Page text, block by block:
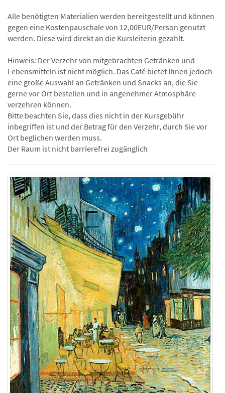
Alle benötigten Materialien werden bereitgestellt und können
gegen eine Kostenpauschale von 12,00EUR/Person genutzt
werden. Diese wird direkt an die Kursleiterin gezahlt.
Hinweis: Der Verzehr von mitgebrachten Getränken und
Lebensmitteln ist nicht möglich. Das Café bietet Ihnen jedoch
eine große Auswahl an Getränken und Snacks an, die Sie
gerne vor Ort bestellen und in angenehmer Atmosphäre
verzehren können.
Bitte beachten Sie, dass dies nicht in der Kursgebühr
inbegriffen ist und der Betrag für den Verzehr, durch Sie vor
Ort beglichen werden muss.
Der Raum ist nicht barrierefrei zugänglich